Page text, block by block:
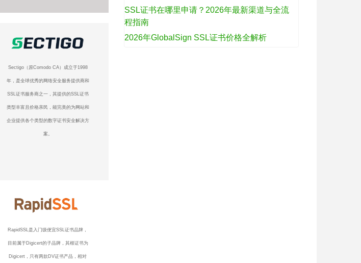
Sectigo（原Comodo CA）成立于1998
年，是全球优秀的网络安全服务提供商和
SSL证书服务商之一，其提供的SSL证书
类型丰富且价格亲民，能完美的为网站和
企业提供各个类型的数字证书安全解决方
案。
RapidSSL是入门级便宜SSL证书品牌，
目前属于Digicert的子品牌，其根证书为
Digicert，只有两款DV证书产品，相对
SSL证书在哪里申请？2026年最新渠道与全流
程指南
2026年GlobalSign SSL证书价格全解析